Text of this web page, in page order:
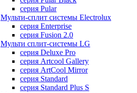
серия Pular
Мульти-сплит системы Electrolux
серия Enterprise
серия Fusion 2.0
Мульти сплит-системы LG
серия Deluxe Pro
серия Artcool Gallery
серия ArtCool Mirror
серия Standard
серия Standard Plus S